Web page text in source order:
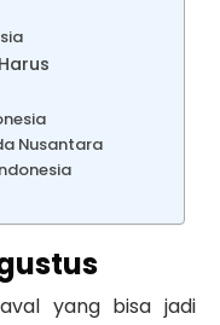
Nusantara
yang bisa jadi